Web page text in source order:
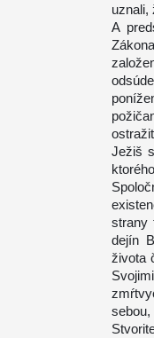
uznali,
A
Ježiš
strany
dejín
života